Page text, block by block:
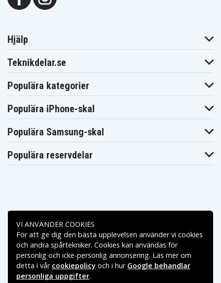
Hjälp
Teknikdelar.se
Populära kategorier
Populära iPhone-skal
Populära Samsung-skal
Populära reservdelar
Betalningsalternativ
Leveransalternativ
VI ANVÄNDER COOKIES
För att ge dig den bästa upplevelsen använder vi cookies
och andra spårtekniker. Cookies kan användas för
personlig och icke-personlig annonsering. Läs mer om
detta i vår cookiepolicy och i hur Google behandlar
personliga uppgifter.